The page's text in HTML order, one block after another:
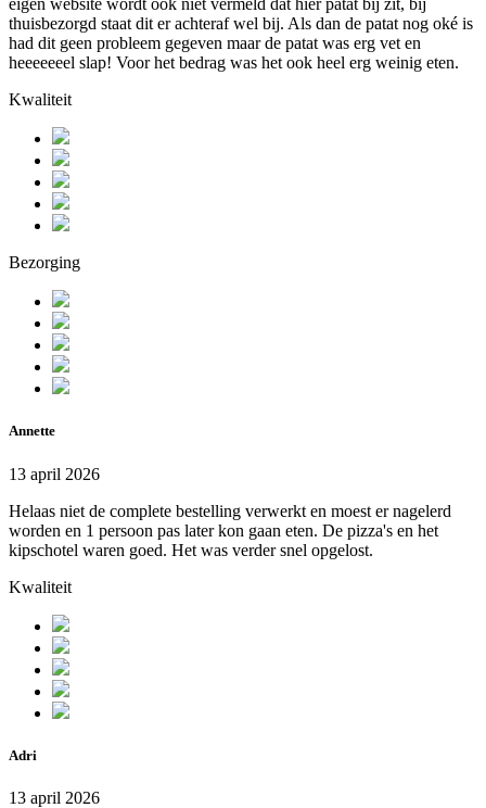
eigen website wordt ook niet vermeld dat hier patat bij zit, bij
thuisbezorgd staat dit er achteraf wel bij. Als dan de patat nog oké is
had dit geen probleem gegeven maar de patat was erg vet en
heeeeeeel slap! Voor het bedrag was het ook heel erg weinig eten.
Kwaliteit
Bezorging
Annette
13 april 2026
Helaas niet de complete bestelling verwerkt en moest er nagelerd
worden en 1 persoon pas later kon gaan eten. De pizza's en het
kipschotel waren goed. Het was verder snel opgelost.
Kwaliteit
Adri
13 april 2026